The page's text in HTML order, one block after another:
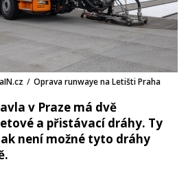
/ Oprava runwaye na Letišti Praha
v Praze má dvě
a přistávací dráhy. Ty
není možné tyto dráhy